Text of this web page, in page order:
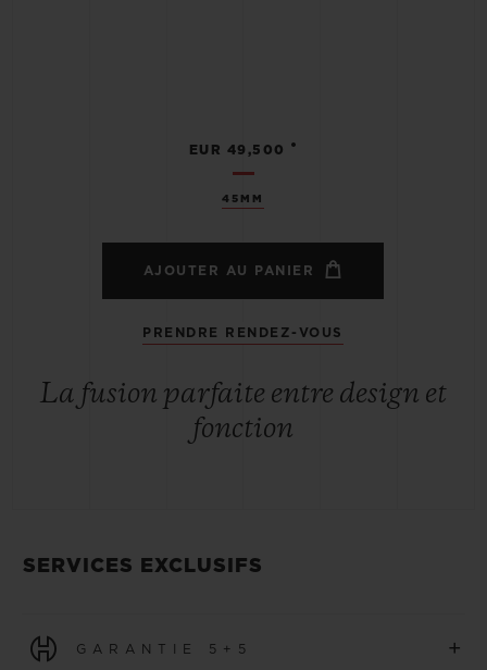
45MM
EUR 49,500 •
AJOUTER AU PANIER
PRENDRE RENDEZ-VOUS
La fusion parfaite entre design et
fonction
SERVICES EXCLUSIFS
GARANTIE 5+5 +